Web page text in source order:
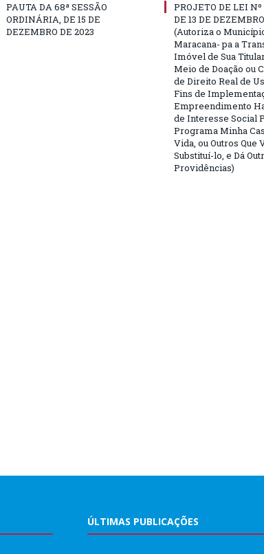
PAUTA DA 68ª SESSÃO
ORDINÁRIA, DE 15 DE
DEZEMBRO DE 2023
PROJETO DE LEI Nº
DE 13 DE
(Autoriza o
Maracana- pa a
Imóvel de Sua
Meio de Doação ou
de Direito Real de
Fins de
Empreendimento
de Interesse Social
Programa Minha
Vida, ou Outros Que
Substituí-lo, e Dá
Providências)
ÚLTIMAS PUBLICAÇÕES